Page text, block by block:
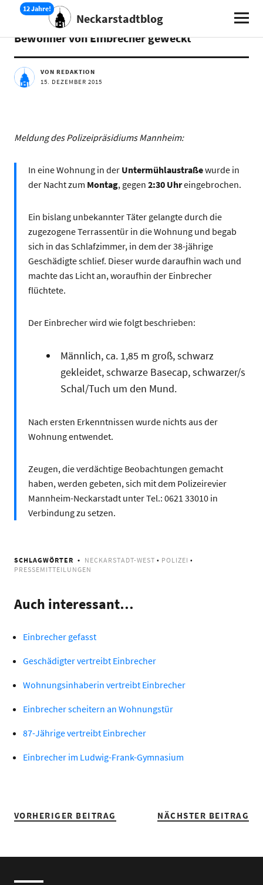
Neckarstadtblog
AKTUELLES
Bewohner von Einbrecher geweckt
VON REDAKTION
15. DEZEMBER 2015
Meldung des Polizeipräsidiums Mannheim:
In eine Wohnung in der Untermühlaustraßewurde in
der Nacht zum Montag, gegen 2:30 Uhreingebrochen.
Ein bislang unbekannter Täter gelangte durch die
zugezogene Terrassentür in die Wohnung und begab
sich in das Schlafzimmer, in dem der 38-jährige
Geschädigte schlief. Dieser wurde daraufhin wach und
machte das Licht an, woraufhin der Einbrecher
flüchtete.
Der Einbrecher wird wie folgt beschrieben:
Männlich, ca. 1,85 m groß, schwarz
gekleidet, schwarze Basecap, schwarzer/s
Schal/Tuch um den Mund.
Nach ersten Erkenntnissen wurde nichts aus der
Wohnung entwendet.
Zeugen, die verdächtige Beobachtungen gemacht
haben, werden gebeten, sich mit dem Polizeirevier
Mannheim-Neckarstadt unter Tel.: 0621 33010 in
Verbindung zu setzen.
SCHLAGWÖRTER NECKARSTADT-WEST • POLIZEI •
PRESSEMITTEILUNGEN
Auch interessant…
Einbrecher gefasst
Geschädigter vertreibt Einbrecher
Wohnungsinhaberin vertreibt Einbrecher
Einbrecher scheitern an Wohnungstür
87-Jährige vertreibt Einbrecher
Einbrecher im Ludwig-Frank-Gymnasium
VORHERIGER BEITRAG NÄCHSTER BEITRAG